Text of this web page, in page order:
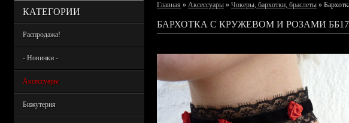
КАТЕГОРИИ
Распродажа!
- Новинки -
Аксессуары
Бижутерия
Главная » Аксессуары » Чокеры, бархотки, браслеты »
БАРХОТКА С КРУЖЕВОМ И РОЗАМИ ББ17